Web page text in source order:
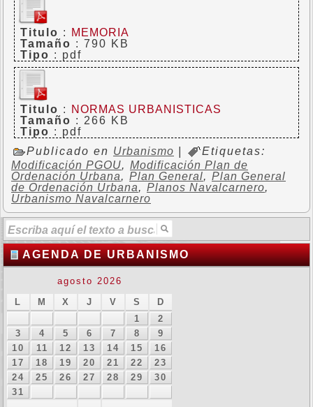
Titulo :
MEMORIA
Tamaño : 790 KB
Tipo : pdf
Titulo :
NORMAS URBANISTICAS
Tamaño : 266 KB
Tipo : pdf
Publicado en Urbanismo
Etiquetas:
Modificación PGOU, Modificación Plan de
Ordenación Urbana, Plan General, Plan General
de Ordenación Urbana, Planos Navalcarnero,
Urbanismo Navalcarnero
AGENDA DE URBANISMO
agosto 2026
L
M X J V S
D
1
2
3
4 5 6 7 8
9
10
11 12 13 14 15
16
17
18 19 20 21 22
23
24
25 26 27 28 29
30
31